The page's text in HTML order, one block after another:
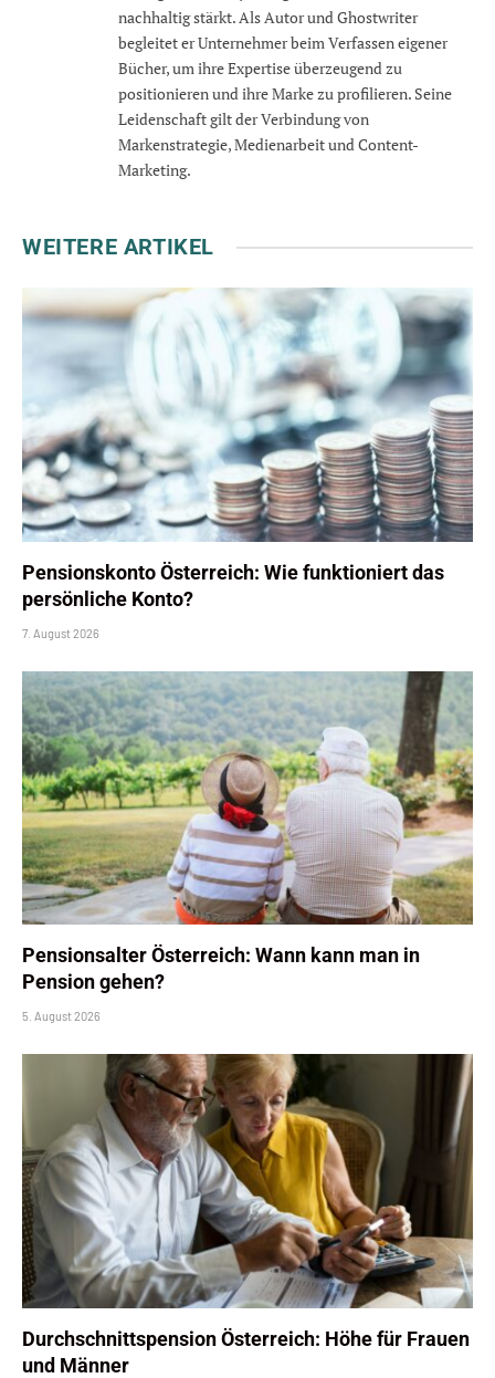
nachhaltig stärkt. Als Autor und Ghostwriter
begleitet er Unternehmer beim Verfassen eigener
Bücher, um ihre Expertise überzeugend zu
positionieren und ihre Marke zu profilieren. Seine
Leidenschaft gilt der Verbindung von
Markenstrategie, Medienarbeit und Content-
Marketing.
WEITERE ARTIKEL
Pensionskonto Österreich: Wie funktioniert das
persönliche Konto?
7. August 2026
Pensionsalter Österreich: Wann kann man in
Pension gehen?
5. August 2026
Durchschnittspension Österreich: Höhe für Frauen
und Männer